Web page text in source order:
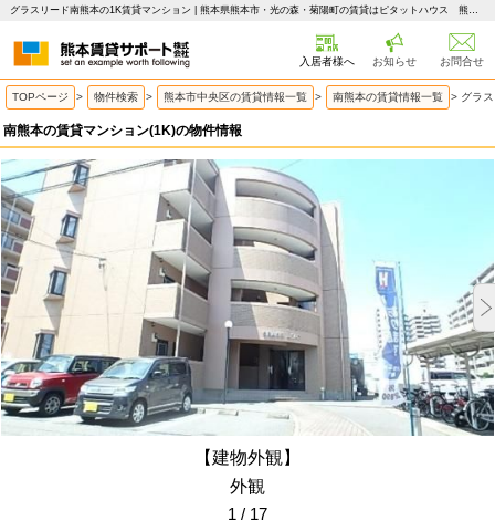
グラスリード南熊本の1K賃貸マンション | 熊本県熊本市・光の森・菊陽町の賃貸はピタットハウス 熊本賃貸サポート
入居者様へ お知らせ お問合せ
TOPページ > 物件検索 > 熊本市中央区の賃貸情報一覧 > 南熊本の賃貸情報一覧 > グラ
南熊本の賃貸マンション(1K)の物件情報
【建物外観】
外観
1 / 17